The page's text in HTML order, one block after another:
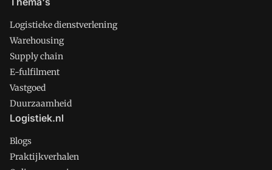
Logistieke dienstverlening
Warehousing
Supply chain
E-fulfilment
Vastgoed
Duurzaamheid
Logistiek.nl
Blogs
Praktijkverhalen